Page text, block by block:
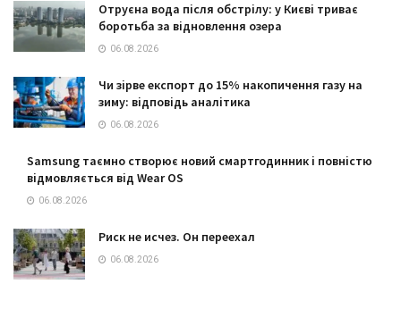
Отруєна вода після обстрілу: у Києві триває
боротьба за відновлення озера
06.08.2026
Чи зірве експорт до 15% накопичення газу на
зиму: відповідь аналітика
06.08.2026
Samsung таємно створює новий смартгодинник і повністю
відмовляється від Wear OS
06.08.2026
Риск не исчез. Он переехал
06.08.2026